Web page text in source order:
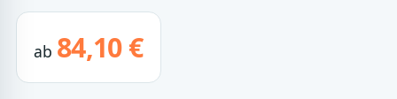
ab 84,10 €